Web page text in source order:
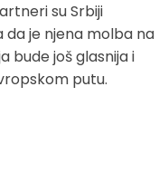
su Srbiji
da je njena molba na
bude još glasnija i
putu.